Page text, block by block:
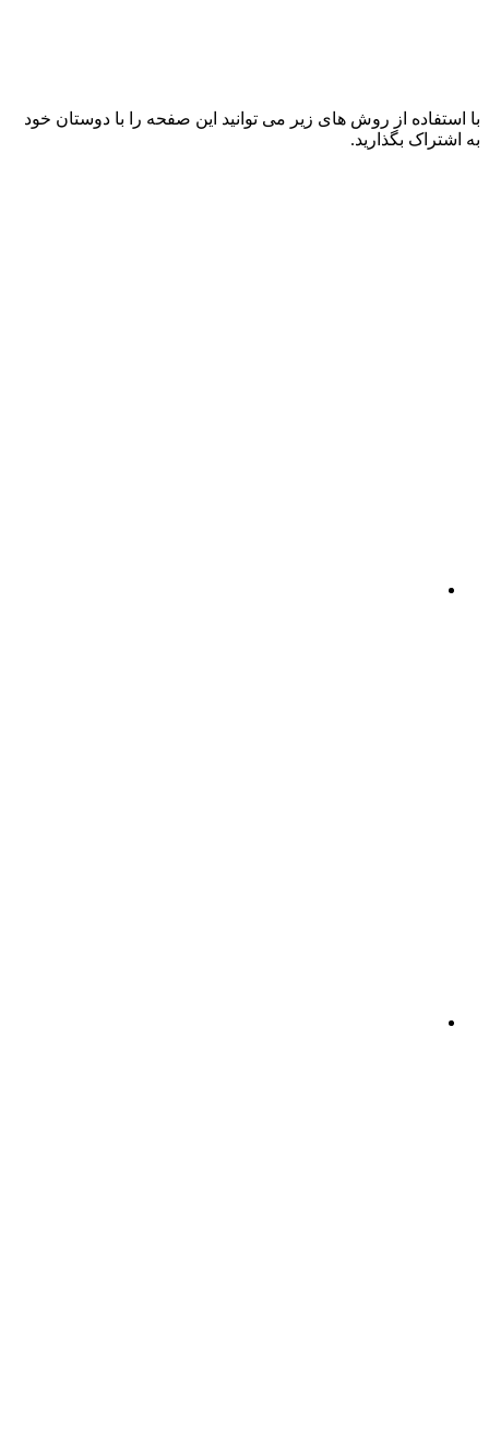
با استفاده از روش های زیر می توانید این صفحه را با دوستان خود
به اشتراک بگذارید.